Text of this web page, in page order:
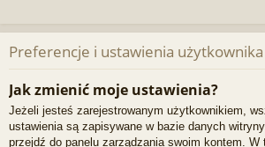
Preferencje i ustawienia użytkownika
Jak zmienić moje ustawienia?
Jeżeli jesteś zarejestrowanym użytkownikiem,
ustawienia są zapisywane w bazie danych
przejdź do panelu zarządzania swoim kontem.